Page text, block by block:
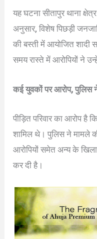
यह घटना सीतापुर थाना
अनुसार, विशेष पिछड़ी
की बस्ती में आयोजित शादी
समय रास्ते में आरोपियों ने
कई युवकों पर आरोप, पुलिस
पीड़ित परिवार का आरोप
शामिल थे। पुलिस ने मामले
आरोपियों समेत अन्य के
कर दी है।